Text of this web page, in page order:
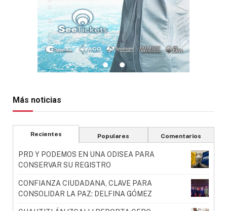
Más noticias
Recientes Populares Comentarios
PRD Y PODEMOS EN UNA ODISEA PARA
CONSERVAR SU REGISTRO
CONFIANZA CIUDADANA, CLAVE PARA
CONSOLIDAR LA PAZ: DELFINA GÓMEZ